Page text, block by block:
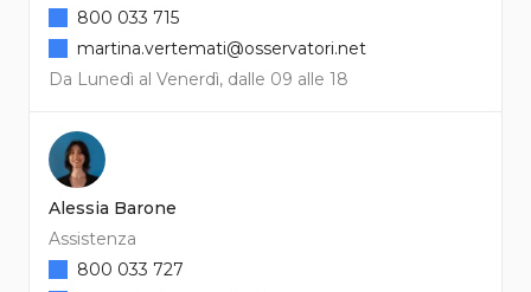
Da Lunedì al Venerdì, dalle 09 alle 18
800 033 715
martina.vertemati@osservatori.net
Alessia Barone
Assistenza
800 033 727